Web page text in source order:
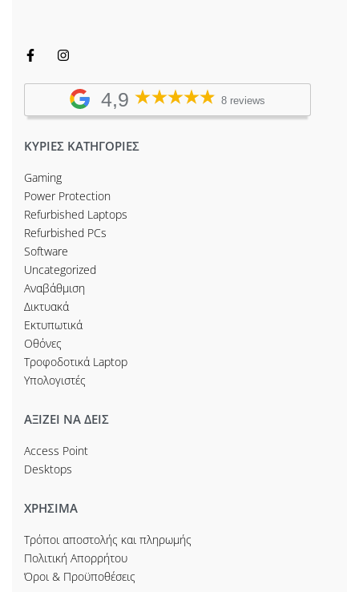
4,9 8 reviews
ΚΥΡΙΕΣ ΚΑΤΗΓΟΡΙΕΣ
Gaming
Power Protection
Refurbished Laptops
Refurbished PCs
Software
Uncategorized
Αναβάθμιση
Δικτυακά
Εκτυπωτικά
Οθόνες
Τροφοδοτικά Laptop
Υπολογιστές
ΑΞΙΖΕΙ ΝΑ ΔΕΙΣ
Access Point
Desktops
ΧΡΗΣΙΜΑ
Τρόποι αποστολής και πληρωμής
Πολιτική Απορρήτου
Όροι & Προϋποθέσεις